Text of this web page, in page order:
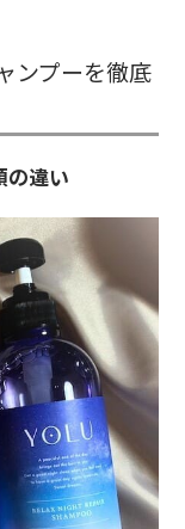
ンプーを徹底
の違い